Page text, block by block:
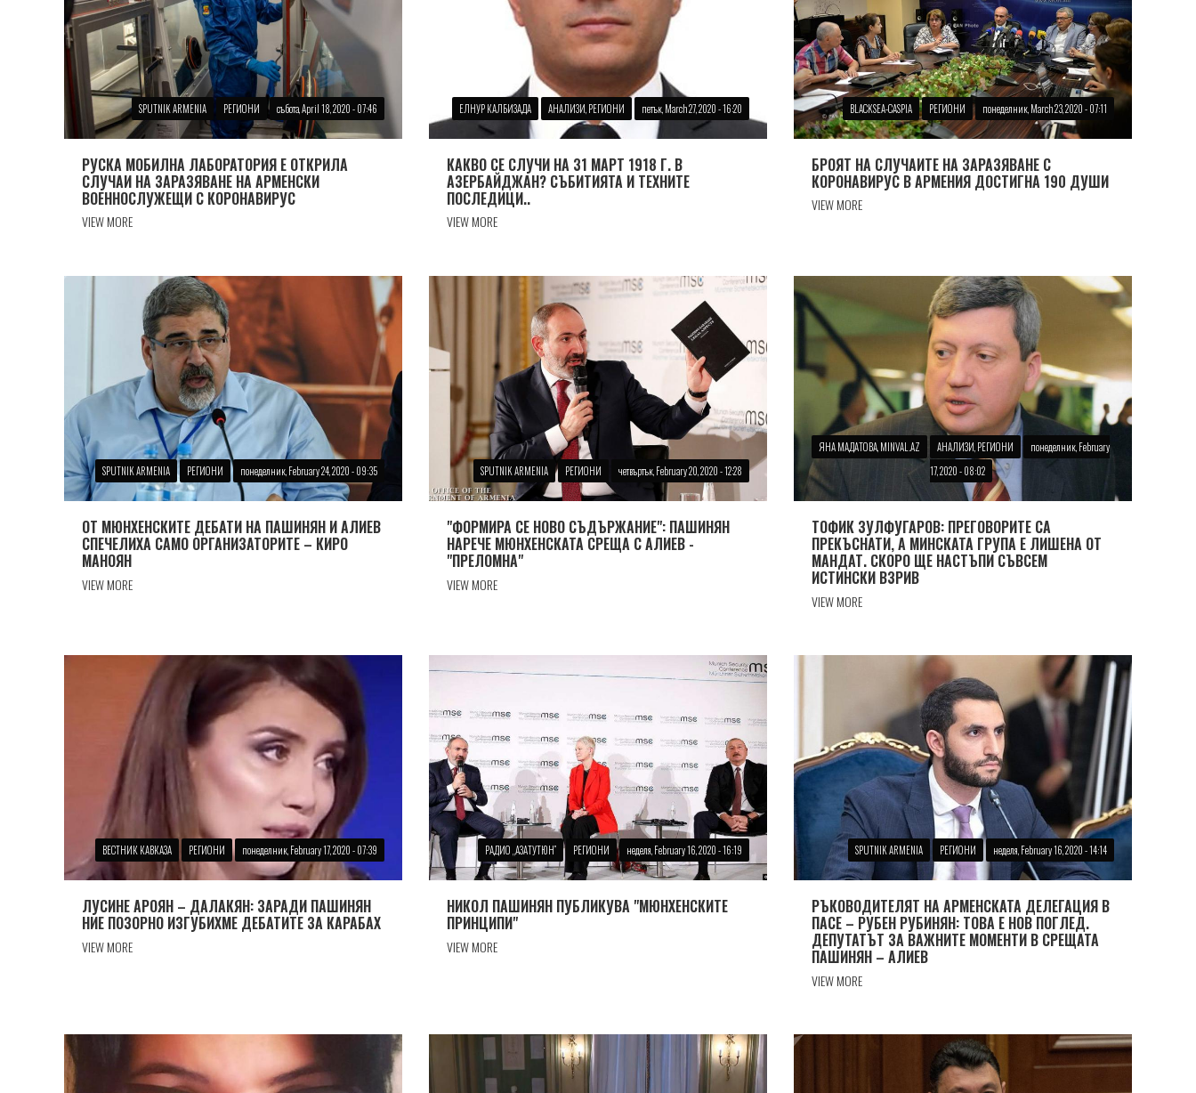
SPUTNIK ARMENIA РЕГИОНИ събота, April 18, 2020 - 07:46
РУСКА МОБИЛНА ЛАБОРАТОРИЯ Е ОТКРИЛА
СЛУЧАИ НА ЗАРАЗЯВАНE НА АРМЕНСКИ
ВОЕННОСЛУЖЕЩИ С КОРОНАВИРУС
VIEW MORE
ЕЛНУР КАЛБИЗАДА АНАЛИЗИ, РЕГИОНИ петък, March 27, 2020 - 16:20
КАКВО СЕ СЛУЧИ НА 31 МАРТ 1918 Г. В
АЗЕРБАЙДЖАН? СЪБИТИЯТА И ТЕХНИТЕ
ПОСЛЕДИЦИ..
VIEW MORE
BLACKSEA-CASPIA РЕГИОНИ понеделник, March 23, 2020 - 07:11
БРОЯТ НА СЛУЧАИТЕ НА ЗАРАЗЯВАНЕ С
КОРОНАВИРУС В АРМЕНИЯ ДОСТИГНА 190 ДУШИ
VIEW MORE
SPUTNIK ARMENIA РЕГИОНИ понеделник, February 24, 2020 - 09:35
ОТ МЮНХЕНСКИТЕ ДЕБАТИ НА ПАШИНЯН И АЛИЕВ
СПЕЧЕЛИХА САМО ОРГАНИЗАТОРИТЕ – КИРО
МАНОЯН
VIEW MORE
SPUTNIK ARMENIA РЕГИОНИ четвъртък, February 20, 2020 - 12:28
"ФОРМИРА СЕ НОВО СЪДЪРЖАНИЕ": ПАШИНЯН
НАРЕЧЕ МЮНХЕНСКАТА СРЕЩА С АЛИЕВ -
"ПРЕЛОМНА"
VIEW MORE
ЯНА МАДАТОВА, MINVAL.AZ АНАЛИЗИ, РЕГИОНИ
понеделник, February
17, 2020 - 08:02
ТОФИК ЗУЛФУГАРОВ: ПРЕГОВОРИТЕ СА
ПРЕКЪСНАТИ, А МИНСКАТА ГРУПА Е ЛИШЕНА ОТ
МАНДАТ. СКОРО ЩЕ НАСТЪПИ СЪВСЕМ
ИСТИНСКИ ВЗРИВ
VIEW MORE
ВЕСТНИК КАВКАЗА РЕГИОНИ понеделник, February 17, 2020 - 07:39
ЛУСИНЕ АРОЯН – ДАЛАКЯН: ЗАРАДИ ПАШИНЯН
НИЕ ПОЗОРНО ИЗГУБИХМЕ ДЕБАТИТЕ ЗА КАРАБАХ
VIEW MORE
РАДИО „АЗАТУТЮН” РЕГИОНИ неделя, February 16, 2020 - 16:19
НИКОЛ ПАШИНЯН ПУБЛИКУВА "МЮНХЕНСКИТЕ
ПРИНЦИПИ"
VIEW MORE
SPUTNIK ARMENIA РЕГИОНИ неделя, February 16, 2020 - 14:14
РЪКОВОДИТЕЛЯТ НА АРМЕНСКАТА ДЕЛЕГАЦИЯ В
ПАСЕ – РУБЕН РУБИНЯН: ТОВА Е НОВ ПОГЛЕД.
ДЕПУТАТЪТ ЗА ВАЖНИТЕ МОМЕНТИ В СРЕЩАТА
ПАШИНЯН – АЛИЕВ
VIEW MORE